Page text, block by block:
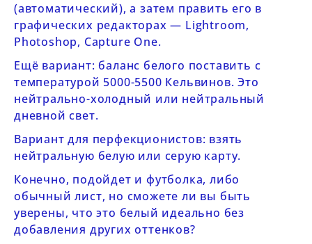
(автоматический), а затем править его в
графических редакторах — Lightroom,
Photoshop, Capture One.
Ещё вариант: баланс белого поставить с
температурой 5000-5500 Кельвинов. Это
нейтрально-холодный или нейтральный
дневной свет.
Вариант для перфекционистов: взять
нейтральную белую или серую карту.
Конечно, подойдет и футболка, либо
обычный лист, но сможете ли вы быть
уверены, что это белый идеально без
добавления других оттенков?